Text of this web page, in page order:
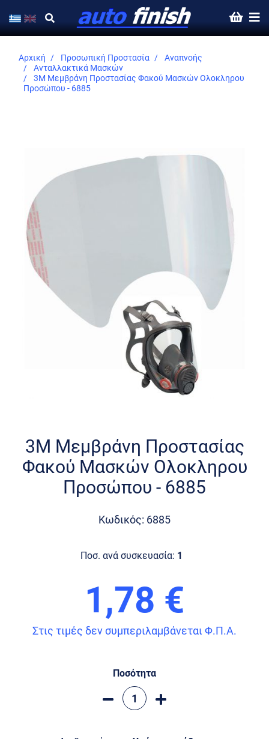
Αρχική Προσωπική Προστασία
Αναπνοής
Ανταλλακτικά Μασκών
3M Μεμβράνη Προστασίας Φακού Μασκών Ολοκληρου
Προσώπου - 6885
images
gallery
beginning
3M Μεμβράνη Προστασίας
Φακού Μασκών Ολοκληρου
Προσώπου - 6885
Κωδικός: 6885
Ποσ. ανά συσκευασία: 1
1,78 €
Στις τιμές δεν συμπεριλαμβάνεται Φ.Π.Α.
Ποσότητα